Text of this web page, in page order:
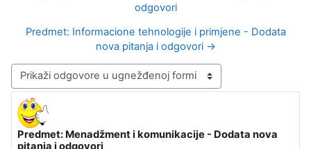
odgovori
Predmet: Informacione tehnologije i primjene - Dodata
nova pitanja i odgovori →
Način prikazivanja
Predmet: Menadžment i komunikacije - Dodata nova
pitanja i odgovori
Broj odgovora: 0